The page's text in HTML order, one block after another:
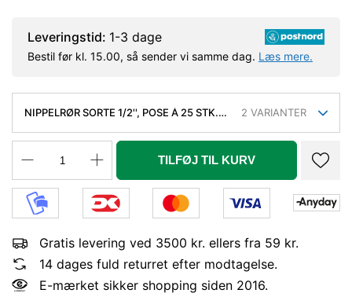
Leveringstid: 1-3 dage
Bestil før kl. 15.00, så sender vi samme dag. Læs mere.
NIPPELRØR SORTE 1/2'', POSE À 25 STK.
2 VARIANTER
TILFØJ TIL KURV
Gratis levering ved 3500 kr. ellers fra 59 kr.
14 dages fuld returret efter modtagelse.
E-mærket sikker shopping siden 2016.